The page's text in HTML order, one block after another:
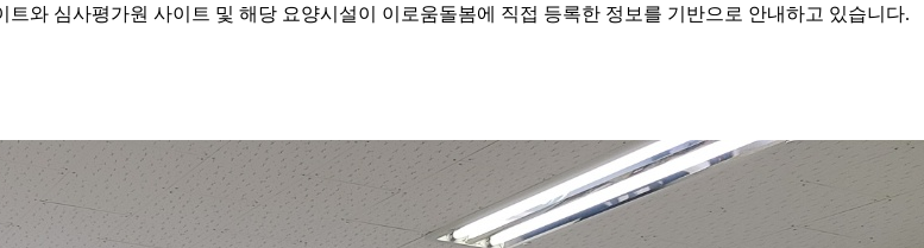
와 심사평가원 사이트 및 해당 요양시설이 이로움돌봄에 직접 등록한 정보를 기반으로 안내하고 있습니다.